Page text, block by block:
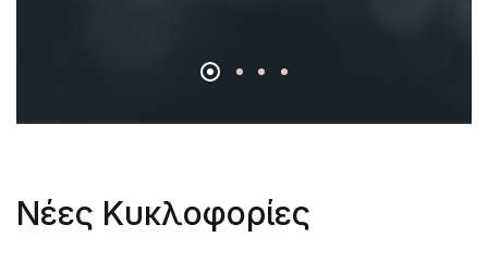
Νέες Κυκλοφορίες